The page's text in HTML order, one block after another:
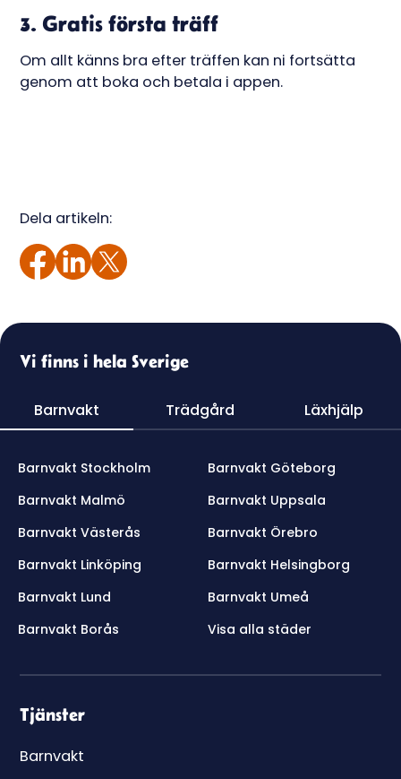
3. Gratis första träff
Om allt känns bra efter träffen kan ni fortsätta
genom att boka och betala i appen.
Dela artikeln:
Vi finns i hela Sverige
Barnvakt Trädgård Läxhjälp
Barnvakt Stockholm
Barnvakt Göteborg
Barnvakt Malmö
Barnvakt Uppsala
Barnvakt Västerås
Barnvakt Örebro
Barnvakt Linköping
Barnvakt Helsingborg
Barnvakt Lund
Barnvakt Umeå
Barnvakt Borås
Visa alla städer
Tjänster
Barnvakt